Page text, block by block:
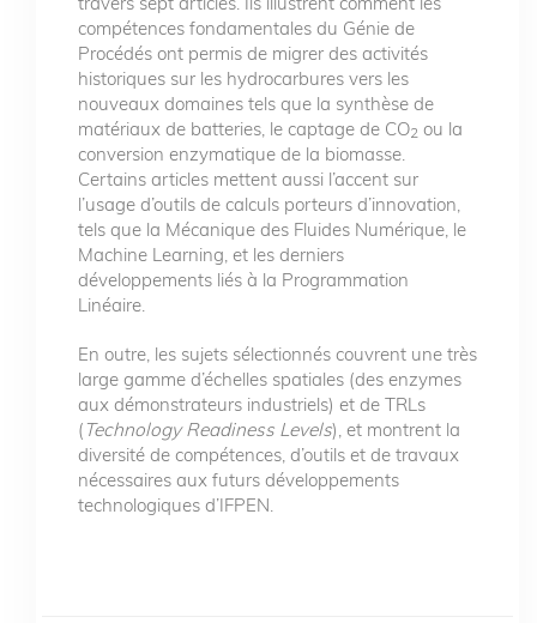
compétences fondamentales du Génie de
Procédés ont permis de migrer des activités
historiques sur les hydrocarbures vers les
nouveaux domaines tels que la synthèse de
matériaux de batteries, le captage de CO2 ou la
conversion enzymatique de la biomasse.
Certains articles mettent aussi l’accent sur
l’usage d’outils de calculs porteurs d’innovation,
tels que la Mécanique des Fluides Numérique, le
Machine Learning, et les derniers
développements liés à la Programmation
Linéaire.
En outre, les sujets sélectionnés couvrent une très
large gamme d’échelles spatiales (des enzymes
aux démonstrateurs industriels) et de TRLs
( Technology Readiness Levels), et montrent la
diversité de compétences, d’outils et de travaux
nécessaires aux futurs développements
technologiques d’IFPEN.